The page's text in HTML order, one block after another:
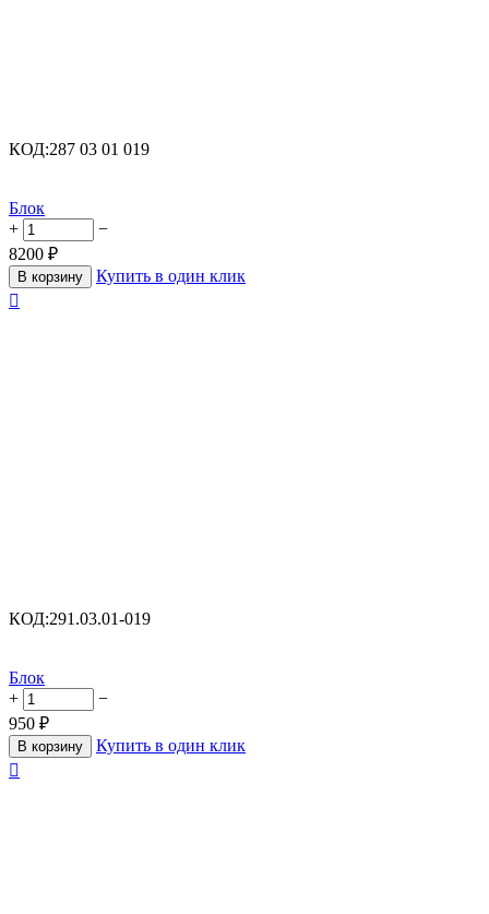
КОД:287 03 01 019
Блок
+
−
8200 ₽
В корзину
Купить в один клик

КОД:291.03.01-019
Блок
+
−
950 ₽
В корзину
Купить в один клик
